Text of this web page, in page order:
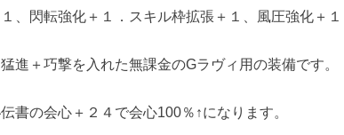
、閃転強化＋１．スキル枠拡張＋１、風圧強化＋１
進＋巧撃を入れた無課金のGラヴィ用の装備です。
書の会心＋２４で会心100％↑になります。